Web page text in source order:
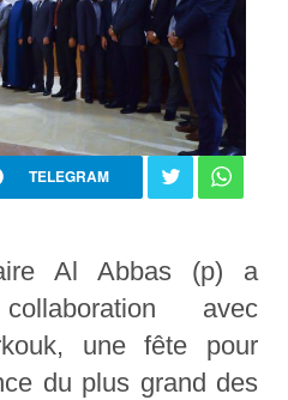
TELEGRAM
Al Abbas (p) a
avec
une fête pour
du plus grand des